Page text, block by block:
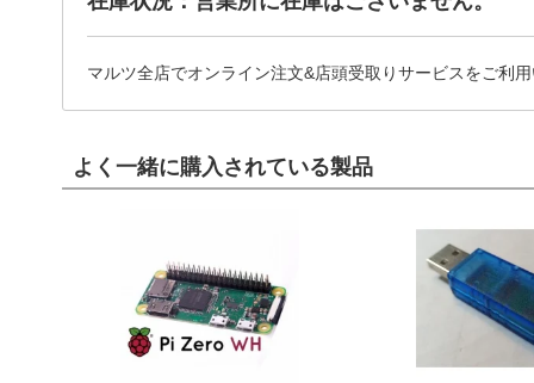
マルツ全店でオンライン注文&店頭受取りサービスをご利
よく一緒に購入されている製品